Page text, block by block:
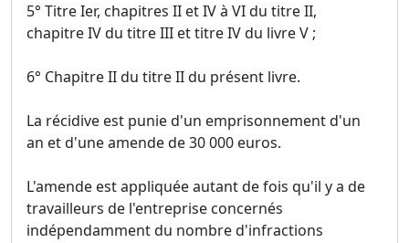
5° Titre Ier, chapitres II et IV à VI du titre II,
chapitre IV du titre III et titre IV du livre V ;
6° Chapitre II du titre II du présent livre.
La récidive est punie d'un emprisonnement d'un
an et d'une amende de 30 000 euros.
L'amende est appliquée autant de fois qu'il y a de
travailleurs de l'entreprise concernés
indépendamment du nombre d'infractions